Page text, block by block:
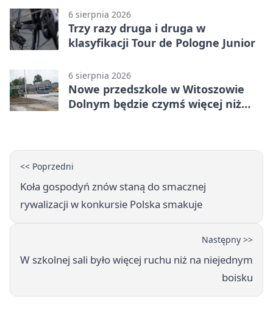
6 sierpnia 2026
Trzy razy druga i druga w
klasyfikacji Tour de Pologne Junior
6 sierpnia 2026
Nowe przedszkole w Witoszowie
Dolnym będzie czymś więcej niż
<< Poprzedni
Koła gospodyń znów staną do smacznej
rywalizacji w konkursie Polska smakuje
Następny >>
W szkolnej sali było więcej ruchu niż na niejednym
boisku